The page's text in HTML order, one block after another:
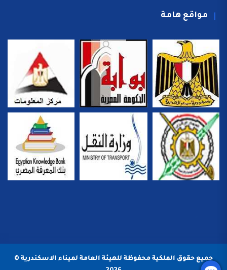
مواقع هامة
جميع حقوق الملكية محفوظة للهيئة العامة لميناء الاسكندرية ©